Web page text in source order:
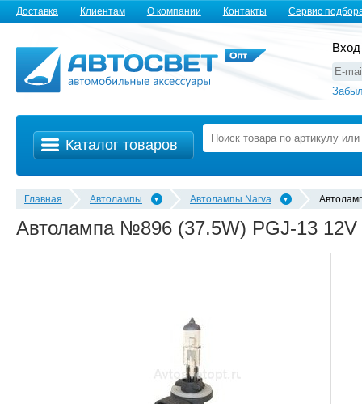
Доставка Клиентам О компании Контакты Сервис
Каталог товаров
Главная Автолампы Автолампы Narva
Автолампа №896 (37.5W) PGJ-13 12V